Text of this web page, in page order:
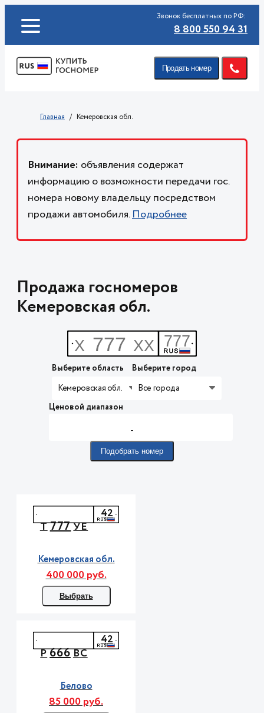
Звонок бесплатных по РФ:
8 800 550 94 31
Продать номер
Главная Кемеровская обл.
Внимание: объявления содержат
информацию о возможности передачи гос.
номера новому владельцу посредством
продажи автомобиля.Подробнее
Продажа госномеров
Кемеровская обл.
Выберите область
Кемеровская обл.
Выберите город
Все города
Ценовой диапазон
-
Подобрать номер
Т777УЕ
42
Кемеровская обл.
400 000 руб.
Выбрать
Р666ВС
42
Белово
85 000 руб.